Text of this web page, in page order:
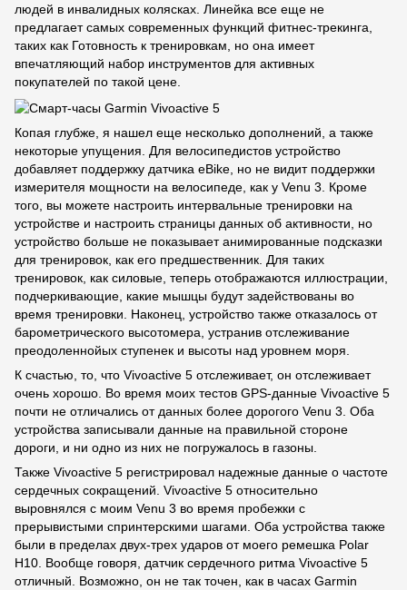
людей в инвалидных колясках. Линейка все еще не
предлагает самых современных функций фитнес-трекинга,
таких как Готовность к тренировкам, но она имеет
впечатляющий набор инструментов для активных
покупателей по такой цене.
Копая глубже, я нашел еще несколько дополнений, а также
некоторые упущения. Для велосипедистов устройство
добавляет поддержку датчика eBike, но не видит поддержки
измерителя мощности на велосипеде, как у Venu 3. Кроме
того, вы можете настроить интервальные тренировки на
устройстве и настроить страницы данных об активности, но
устройство больше не показывает анимированные подсказки
для тренировок, как его предшественник. Для таких
тренировок, как силовые, теперь отображаются иллюстрации,
подчеркивающие, какие мышцы будут задействованы во
время тренировки. Наконец, устройство также отказалось от
барометрического высотомера, устранив отслеживание
преодоленнойых ступенек и высоты над уровнем моря.
К счастью, то, что Vivoactive 5 отслеживает, он отслеживает
очень хорошо. Во время моих тестов GPS-данные Vivoactive 5
почти не отличались от данных более дорогого Venu 3. Оба
устройства записывали данные на правильной стороне
дороги, и ни одно из них не погружалось в газоны.
Также Vivoactive 5 регистрировал надежные данные о частоте
сердечных сокращений. Vivoactive 5 относительно
выровнялся с моим Venu 3 во время пробежки с
прерывистыми спринтерскими шагами. Оба устройства также
были в пределах двух-трех ударов от моего ремешка Polar
H10. Вообще говоря, датчик сердечного ритма Vivoactive 5
отличный. Возможно, он не так точен, как в часах Garmin